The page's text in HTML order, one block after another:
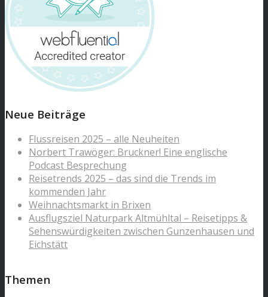
Neue Beiträge
Flussreisen 2025 – alle Neuheiten
Norbert Trawöger: Bruckner! Eine englische
Podcast Besprechung
Reisetrends 2025 – das sind die Trends im
kommenden Jahr
Weihnachtsmarkt in Brixen
Ausflugsziel Naturpark Altmühltal – Reisetipps &
Sehenswürdigkeiten zwischen Gunzenhausen und
Eichstätt
Themen